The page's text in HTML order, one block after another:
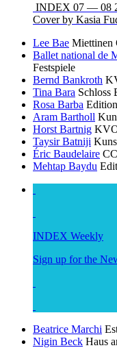
INDEX 07 — 08
Cover by Kasia
Lee Bae Miettinen
Ballet national de
Festspiele
Bernd Bankroth
Tina Bara Schloss
Rosa Barba
Aram Bartholl
Horst Bartnig
Taysir Batniji
Éric Baudelaire
Mehtap Baydu
INDEX Weekly
Sign up for the
Beatrice Marchi
Nigin Beck Haus